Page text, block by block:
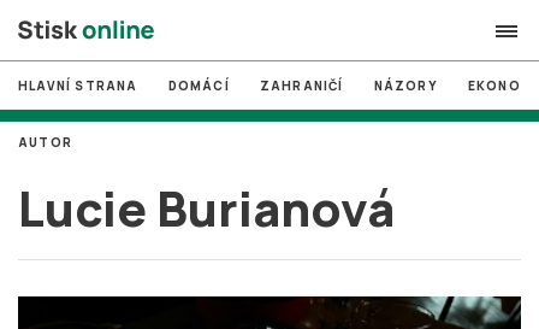
search
# MUNI
Brno
# volby
HLAVNÍ STRANA DOMÁCÍ ZAHRANIČÍ NÁZORY
Lucie Burianová
AUTOR